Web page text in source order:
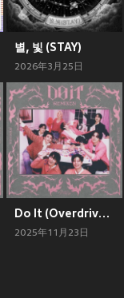
별, 빛 (STAY)
2026年3月25日
Do It (Overdrive Version)
2025年11月23日